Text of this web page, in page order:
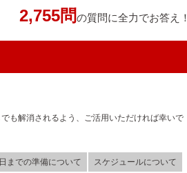
2,755問の質問に全力でお答え！
も解消されるよう、ご活用いただければ幸いで
までの準備について スケジュールについて